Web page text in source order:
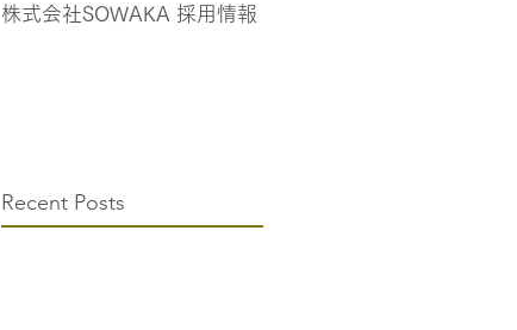
株式会社SOWAKA 採用情報
Recent Posts